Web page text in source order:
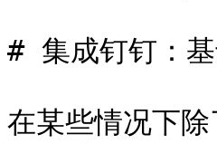
# 集成钉钉：
在某些情况下